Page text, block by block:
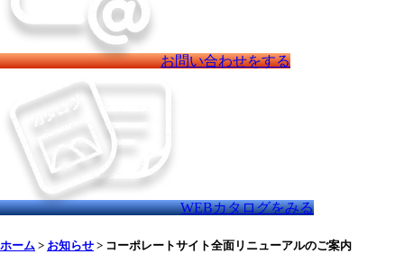
お問い合わせをする
WEBカタログをみる
ホーム > お知らせ > コーポレートサイト全面リニューアルのご案内